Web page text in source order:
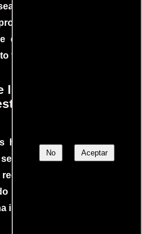
No Aceptar
un guión siempre hay
que se dan
determinadas escenas
final.
llevará al borde
increíble
hasta el mundo, Tesis
ha convertido en uno
del cine
audiencias y dejando
internacional.